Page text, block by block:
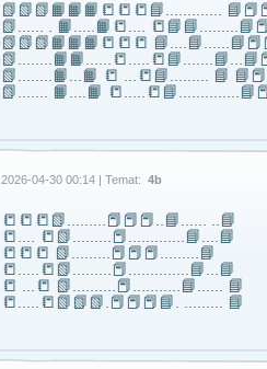
📗📗📗📙📙📙📒📒📒📘……..…..
📗...... . 📙…..📙📒….
📗📗📗📙📙📙📒📒📒
📗……..📙…📙 📒 …📒📘……... 📘
📗……. 📙….📙
2026-04-30 00:14 | Temat: 4b
📒📒📒📗………📕📕📕..📘…… ..📘
📒…. 📒📗………📕………….📘….📘
📒📒📒 📗………📕📕📕………📘
📒…..📒📗………📕…………..📘…📘
📒 …📒 📗……….📕………..📘…… 📘
📒…..📒📗📗📗.📕📕📕📘. ……… 📘